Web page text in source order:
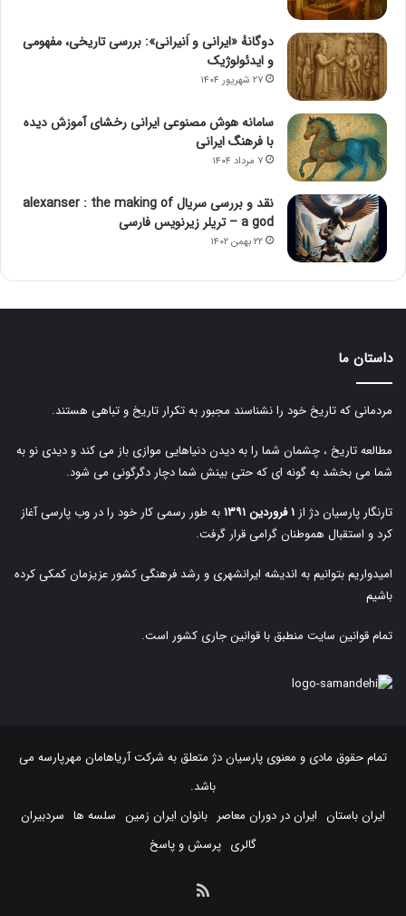
دوگانهٔ «ایرانی و اَنیرانی»: بررسی تاریخی، مفهومی
و ایدئولوژیک
۲۷ شهریور ۱۴۰۴
سامانه هوش مصنوعی ایرانی رخشای آموزش دیده
با فرهنگ ایرانی
۷ مرداد ۱۴۰۴
نقد و بررسی سریال alexanser : the making of
a god – تریلر زیرنویس فارسی
۲۲ بهمن ۱۴۰۲
داستان ما
مردمانی که تاریخ خود را نشناسند مجبور به تکرار تاریخ و تباهی هستند.
مطالعه تاریخ ، چشمان شما را به دیدن دنیاهایی موازی باز می کند و دیدی نو به
شما می بخشد به گونه ای که حتی بینش شما دچار دگرگونی می شود.
تارنگار پارسیان دژ از ۱ فروردین ۱۳۹۱
به طور رسمی کار خود را در وب پارسی آغاز
کرد و استقبال هموطنان گرامی قرار گرفت.
امیدواریم بتوانیم به اندیشه ایرانشهری و رشد فرهنگی کشور عزیزمان کمکی کرده
باشیم
تمام قوانین سایت منطبق با قوانین جاری کشور است.
تمام حقوق مادی و معنوی پارسیان دژ متعلق به شرکت آریاهامان مهرپارسه می
باشد.
ایران باستان ایران در دوران معاصر بانوان ایران زمین سلسه ها سردبیران
گالری پرسش و پاسخ
خوراک